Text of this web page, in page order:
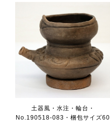
土器風・水注・輪台・
No.190518-083・梱包サイズ60